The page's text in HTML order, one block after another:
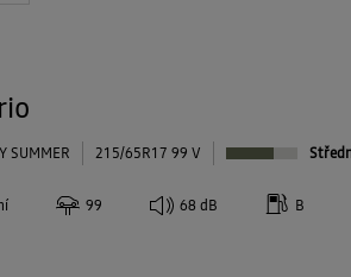
SUMMER 215/65R17 99 V
99 68 dB B